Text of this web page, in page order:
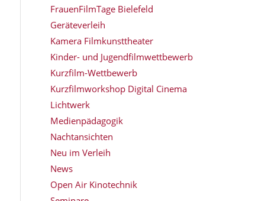
FrauenFilmTage Bielefeld
Geräteverleih
Kamera Filmkunsttheater
Kinder- und Jugendfilmwettbewerb
Kurzfilm-Wettbewerb
Kurzfilmworkshop Digital Cinema
Lichtwerk
Medienpädagogik
Nachtansichten
Neu im Verleih
News
Open Air Kinotechnik